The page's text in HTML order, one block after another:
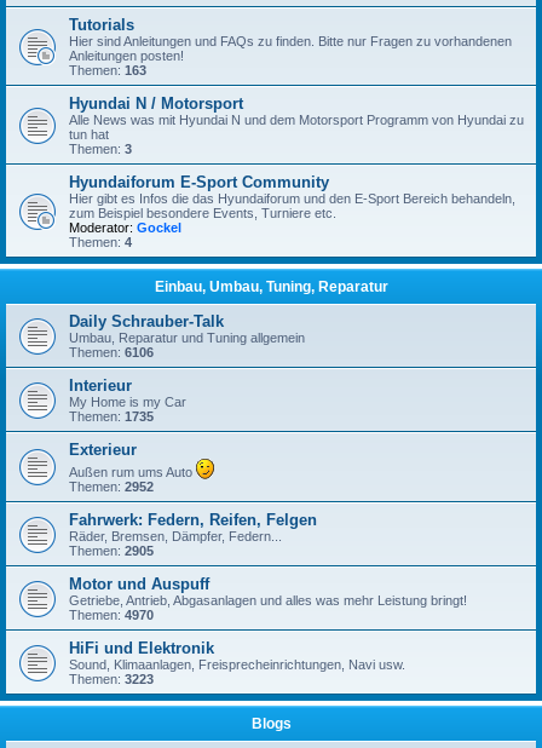
Tutorials
Hier sind Anleitungen und FAQs zu finden. Bitte nur Fragen zu vorhandenen
Anleitungen posten!
Themen: 163
Hyundai N / Motorsport
Alle News was mit Hyundai N und dem Motorsport Programm von Hyundai zu
tun hat
Themen: 3
Hyundaiforum E-Sport Community
Hier gibt es Infos die das Hyundaiforum und den E-Sport Bereich behandeln,
zum Beispiel besondere Events, Turniere etc.
Moderator: Gockel
Themen: 4
Einbau, Umbau, Tuning, Reparatur
Daily Schrauber-Talk
Umbau, Reparatur und Tuning allgemein
Themen: 6106
Interieur
My Home is my Car
Themen: 1735
Exterieur
Außen rum ums Auto
Themen: 2952
Fahrwerk: Federn, Reifen, Felgen
Räder, Bremsen, Dämpfer, Federn...
Themen: 2905
Motor und Auspuff
Getriebe, Antrieb, Abgasanlagen und alles was mehr Leistung bringt!
Themen: 4970
HiFi und Elektronik
Sound, Klimaanlagen, Freisprecheinrichtungen, Navi usw.
Themen: 3223
Blogs